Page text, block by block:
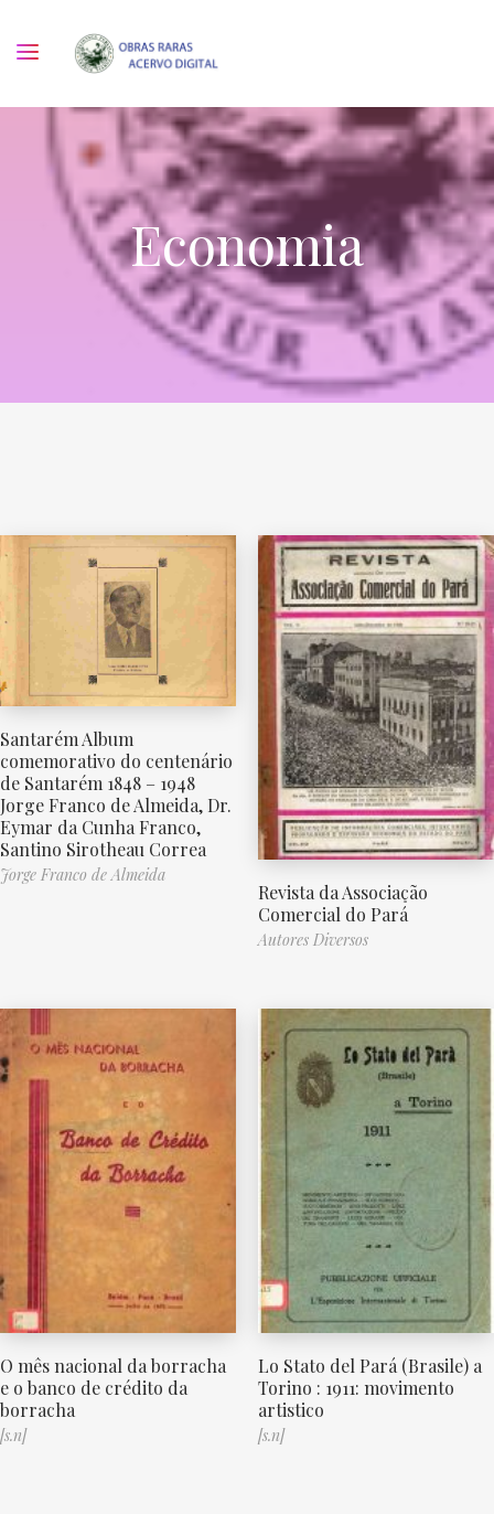
Economia
Santarém Album
comemorativo do centenário
de Santarém 1848 – 1948
Jorge Franco de Almeida, Dr.
Eymar da Cunha Franco,
Santino Sirotheau Correa
Jorge Franco de Almeida
Revista da Associação
Comercial do Pará
Autores Diversos
O mês nacional da borracha
e o banco de crédito da
borracha
[s.n]
Lo Stato del Pará (Brasile) a
Torino : 1911: movimento
artistico
[s.n]